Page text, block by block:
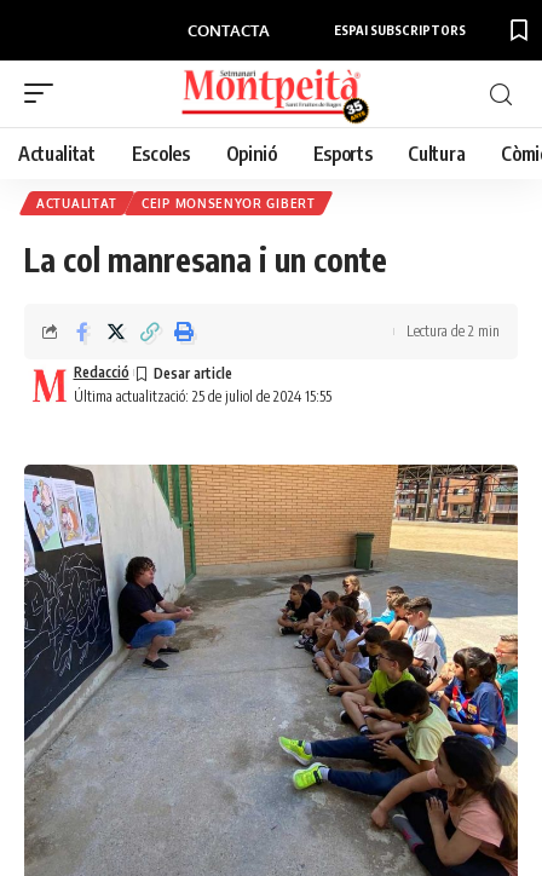
CONTACTA ESPAI SUBSCRIPTORS
Actualitat Escoles Opinió Esports Cultura
ACTUALITAT CEIP MONSENYOR GIBERT
La col manresana i un conte
Última actualització: 25 de juliol de 2024 15:55
Redacció
Lectura de 2 min